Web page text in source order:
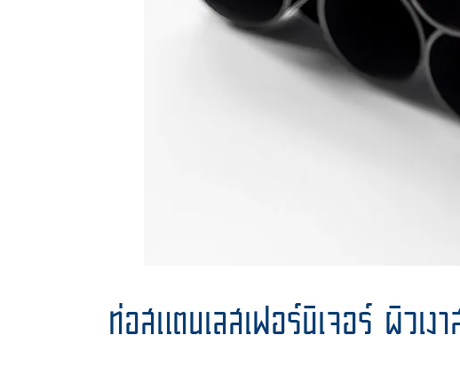
ท่อสแตนเลสเฟอร์นิเจอร์ ผิวเ